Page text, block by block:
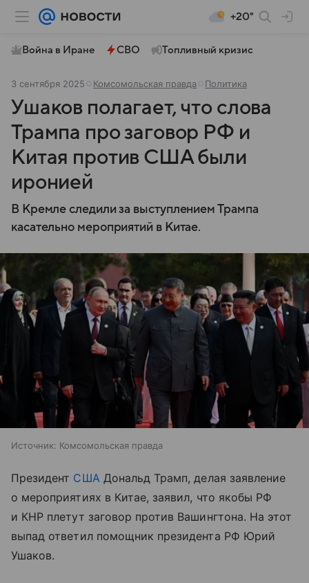
+20°
Война в Иране СВО Топливный кризис
3 сентября 2025 Комсомольская правда Политика
Ушаков полагает, что слова
Трампа про заговор РФ и
Китая против США были
иронией
В Кремле следили за выступлением Трампа
касательно мероприятий в Китае.
Источник: Комсомольская правда
Президент США Дональд Трамп, делая заявление
о мероприятиях в Китае, заявил, что якобы РФ
и КНР плетут заговор против Вашингтона. На этот
выпад ответил помощник президента РФ Юрий
Ушаков.